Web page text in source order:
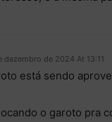
dezembro de 2024 At 13:11
está sendo
o garoto pra